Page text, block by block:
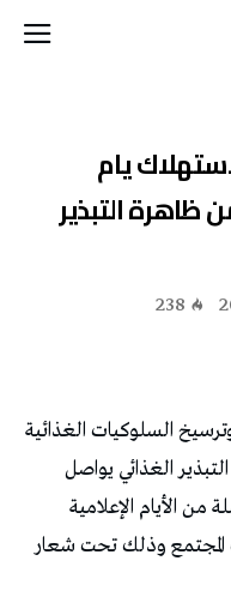
يام
التبذير
238
السلوكيات الغذائية
الغذائي يواصل
الأيام الإعلامية
وذلك تحت شعار